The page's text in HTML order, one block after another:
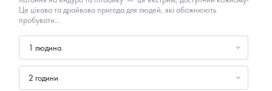
Це цікава та драйвова пригода для людей, які обожнюють
пробувати...
1 людина
2 години